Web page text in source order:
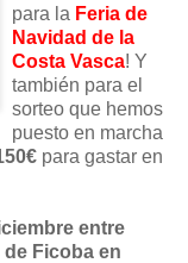
para la Feria de
Navidad de la
Costa Vasca! Y
también para el
sorteo que hemos
puesto en marcha
para gastar en
entre
Ficoba en